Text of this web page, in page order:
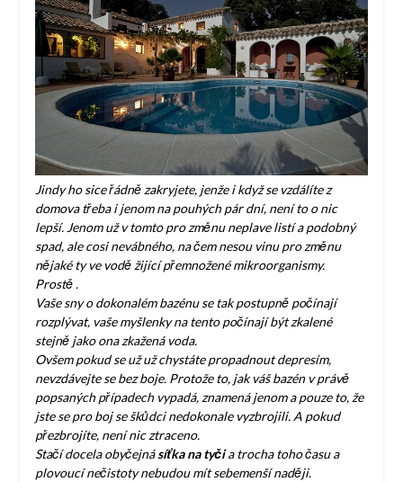
Jindy ho sice řádně zakryjete, jenže i když se vzdálíte z
domova třeba i jenom na pouhých pár dní, není to o nic
lepší. Jenom už v tomto pro změnu neplave listí a podobný
spad, ale cosi nevábného, na čem nesou vinu pro změnu
nějaké ty ve vodě žijící přemnožené mikroorganismy.
Prostě .
Vaše sny o dokonalém bazénu se tak postupně počínají
rozplývat, vaše myšlenky na tento počínají být zkalené
stejně jako ona zkažená voda.
Ovšem pokud se už už chystáte propadnout depresím,
nevzdávejte se bez boje. Protože to, jak váš bazén v právě
popsaných případech vypadá, znamená jenom a pouze to, že
jste se pro boj se škůdci nedokonale vyzbrojili. A pokud
přezbrojíte, není nic ztraceno.
Stačí docela obyčejnásíťka na tyčia trocha toho času a
plovoucí nečistoty nebudou mít sebemenší naději.